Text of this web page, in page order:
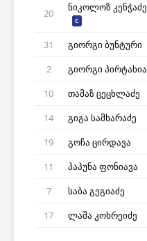
20 ნიკოლოზ კენჭაძე
C
31
გიორგი ბუნტური
2
გიორგი პირტახია
10
თამაზ ცეცხლაძე
14
გიგა სამხარაძე
19
გოჩა ცირდავა
11
პაპუნა ფონიავა
7
საბა გეგიაძე
17
ლაშა კოხრეიძე